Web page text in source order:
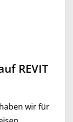
REVIT
wir für